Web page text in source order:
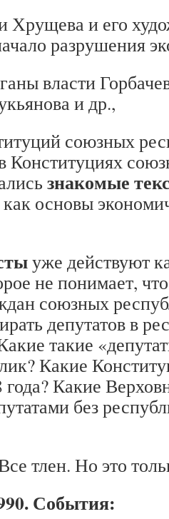
Хрущева и его
разрушения
власти
и др.,
союзных
Конституциях
знакомые
как основы
уже действуют
не понимает,
союзных
депутатов в
такие
Какие
года? Какие
без
тлен. Но это
События: